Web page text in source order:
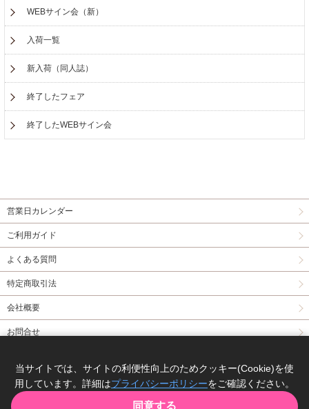
WEBサイン会（新）
入荷一覧
新入荷（同人誌）
終了したフェア
終了したWEBサイン会
営業日カレンダー
ご利用ガイド
よくある質問
特定商取引法
会社概要
お問合せ
Copyright(C) comicomi studio. All right reserved.
当サイトでは、サイトの利便性向上のためクッキー(Cookie)を使
用しています。詳細はプライバシーポリシーをご確認ください。
同意する